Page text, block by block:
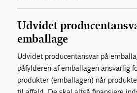
Udvidet
emballage
Udvidet producentansvar på
påfylderen af emballagen ansvarlig
produkter (emballagen) når